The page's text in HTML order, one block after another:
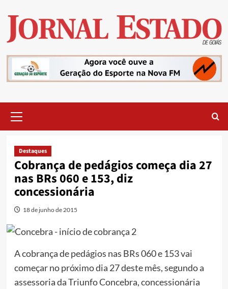
content
Menu
Destaques
Cobrança de pedágios começa dia 27
nas BRs 060 e 153, diz
concessionária
18 de junho de 2015
A cobrança de pedágios nas BRs 060 e 153 vai
começar no próximo dia 27 deste mês, segundo a
assessoria da Triunfo Concebra, concessionária